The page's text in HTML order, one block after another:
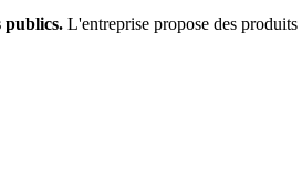
publics.L'entreprise propose des produits